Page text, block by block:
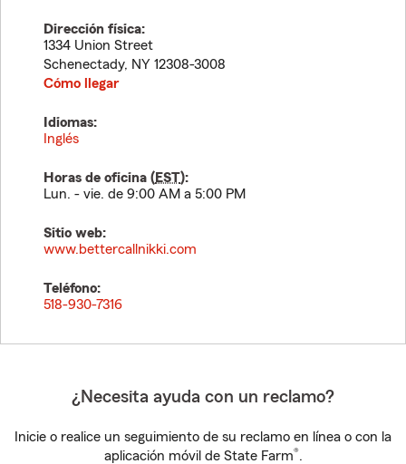
Dirección física:
1334 Union Street
Schenectady, NY 12308-3008
Cómo llegar
Idiomas:
Inglés
Horas de oficina (EST):
Lun. - vie. de 9:00 AM a 5:00 PM
Sitio web:
www.bettercallnikki.com
Teléfono:
518-930-7316
¿Necesita ayuda con un reclamo?
Inicie o realice un seguimiento de su reclamo en línea o con la
aplicación móvil de State Farm®.